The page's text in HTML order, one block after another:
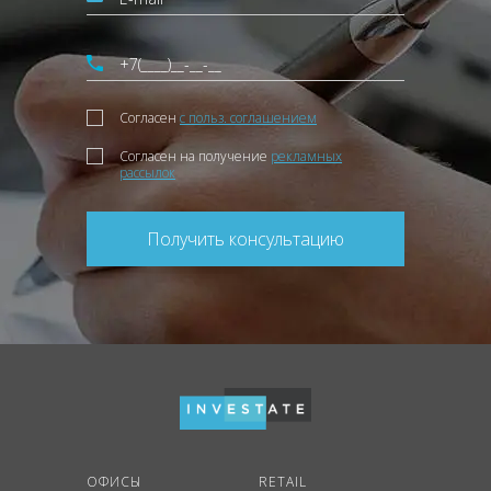
Согласен с польз. соглашением
Согласен на получение рекламных
рассылок
Получить консультацию
ОФИСЫ
RETAIL